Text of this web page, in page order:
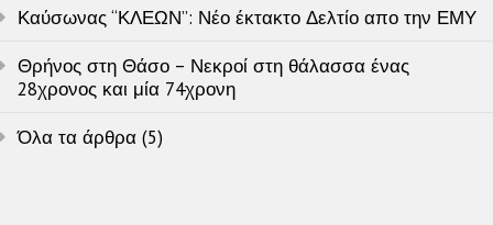
Καύσωνας “ΚΛΕΩΝ”: Νέο έκτακτο Δελτίο απο την ΕΜΥ
Θρήνος στη Θάσο – Νεκροί στη θάλασσα ένας
28χρονος και μία 74χρονη
Όλα τα άρθρα (5)